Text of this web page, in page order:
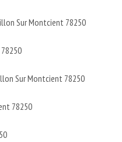
Sur Montcient 78250
Sur Montcient 78250
78250